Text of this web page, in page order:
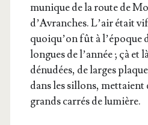
mu­nique de la route de
d’Avranches. L’air était
quoiqu’on fût à l’époque
longues de l’année ; çà et
dénu­dées, de larges
dans les sillons, met­taient
grands car­rés de lumière.